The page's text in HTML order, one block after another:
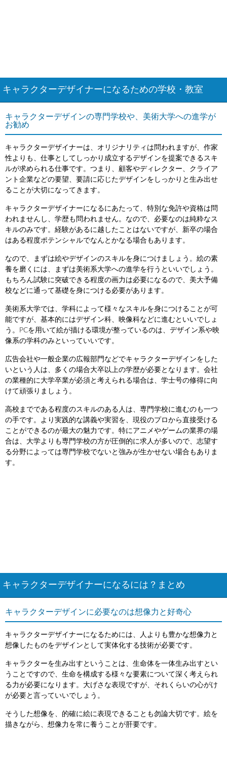
キャラクターデザイナーになるための学校・教室
キャラクターデザインの専門学校や、美術大学への進学が
お勧め
キャラクターデザイナーは、オリジナリティは問われますが、作家
性よりも、仕事としてしっかり成立するデザインを提案できるスキ
ルが求められる仕事です。つまり、顧客やディレクター、クライア
ント企業などの要望、要請に応じたデザインをしっかりと生み出せ
ることが大切になってきます。
キャラクターデザイナーになるにあたって、特別な免許や資格は問
われませんし、学歴も問われません。なので、必要なのは純粋なス
キルのみです。経験があるに越したことはないですが、新卒の場合
はある程度ポテンシャルでなんとかなる場合もあります。
なので、まずは絵やデザインのスキルを身につけましょう。絵の素
養を磨くには、まずは美術系大学への進学を行うといいでしょう。
もちろん試験に突破できる程度の画力は必要になるので、美大予備
校などに通って基礎を身につける必要があります。
美術系大学では、学科によって様々なスキルを身につけることが可
能ですが、基本的にはデザイン科、映像科などに進むといいでしょ
う。PCを用いて絵が描ける環境が整っているのは、デザイン系や映
像系の学科のみといっていいです。
広告会社や一般企業の広報部門などでキャラクターデザインをした
いという人は、多くの場合大卒以上の学歴が必要となります。会社
の業種的に大学卒業が必須と考えられる場合は、学士号の修得に向
けて頑張りましょう。
高校までである程度のスキルのある人は、専門学校に進むのも一つ
の手です。より実践的な講義や実習を、現役のプロから直接受ける
ことができるのが最大の魅力です。特にアニメやゲームの業界の場
合は、大学よりも専門学校の方が圧倒的に求人が多いので、志望す
る分野によっては専門学校でないと強みが生かせない場合もありま
す。
キャラクターデザイナーになるには？まとめ
キャラクターデザインに必要なのは想像力と好奇心
キャラクターデザイナーになるためには、人よりも豊かな想像力と
想像したものをデザインとして実体化する技術が必要です。
キャラクターを生み出すということは、生命体を一体生み出すとい
うことですので、生命を構成する様々な要素について深く考えられ
る力が必要になります。大げさな表現ですが、それくらいの心がけ
が必要と言っていいでしょう。
そうした想像を、的確に絵に表現できることも勿論大切です。絵を
描きながら、想像力を常に養うことが肝要です。